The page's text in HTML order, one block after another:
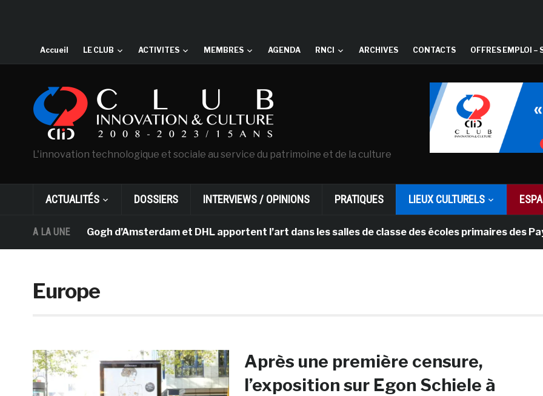
Accueil LE CLUB ACTIVITES MEMBRES AGENDA RNCI ARCHIVES CONTACTS OFFRES EMPLOI –
L'innovation technologique et sociale au service du patrimoine et de la culture
ACTUALITÉS DOSSIERS INTERVIEWS / OPINIONS PRATIQUES LIEUX CULTURELS
A LA UNE
Van Gogh d’Amsterdam et DHL apportent l’art dans les salles de classe des écoles primaires des Pays-bas
Europe
Après une première censure,
l’exposition sur Egon Schiele à